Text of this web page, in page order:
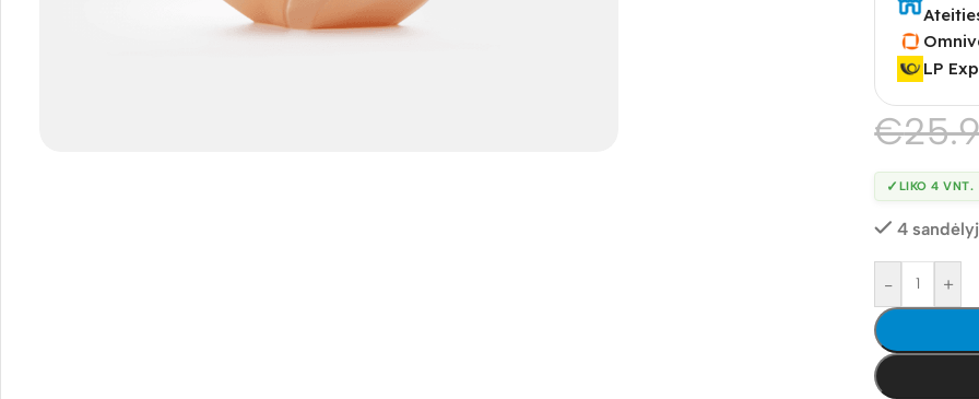
LP
€
✓ LIKO 4 VNT.
4
- +